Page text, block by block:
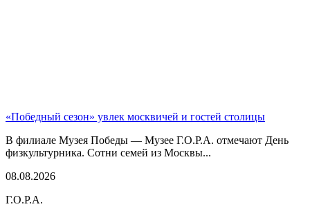
«Победный сезон» увлек москвичей и гостей столицы
В филиале Музея Победы — Музее Г.О.Р.А. отмечают День
физкультурника. Сотни семей из Москвы...
08.08.2026
Г.О.Р.А.